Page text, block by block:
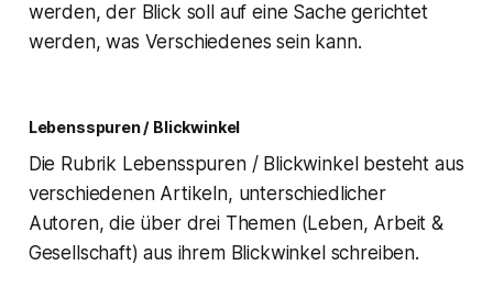
werden, der Blick soll auf eine Sache gerichtet
werden, was Verschiedenes sein kann.
Lebensspuren / Blickwinkel
Die Rubrik Lebensspuren / Blickwinkel besteht aus
verschiedenen Artikeln, unterschiedlicher
Autoren, die über drei Themen (Leben, Arbeit &
Gesellschaft) aus ihrem Blickwinkel schreiben.